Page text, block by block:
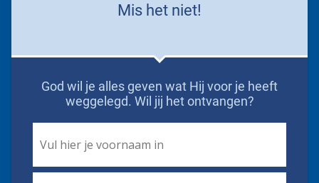
Mis het niet!
God wil je alles geven wat Hij voor je heeft
weggelegd. Wil jij het ontvangen?
Name *